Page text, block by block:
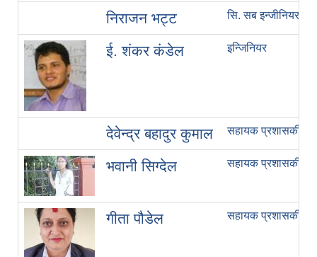
निराजन भट्ट सि. सब इन्जीनियर
ई. शंकर कंडेल इन्जिनियर
देवेन्द्र बहादुर कुमाल सहायक प्रशासकीय
भवानी सिग्देल सहायक प्रशासकीय
गीता पौडेल सहायक प्रशासकीय